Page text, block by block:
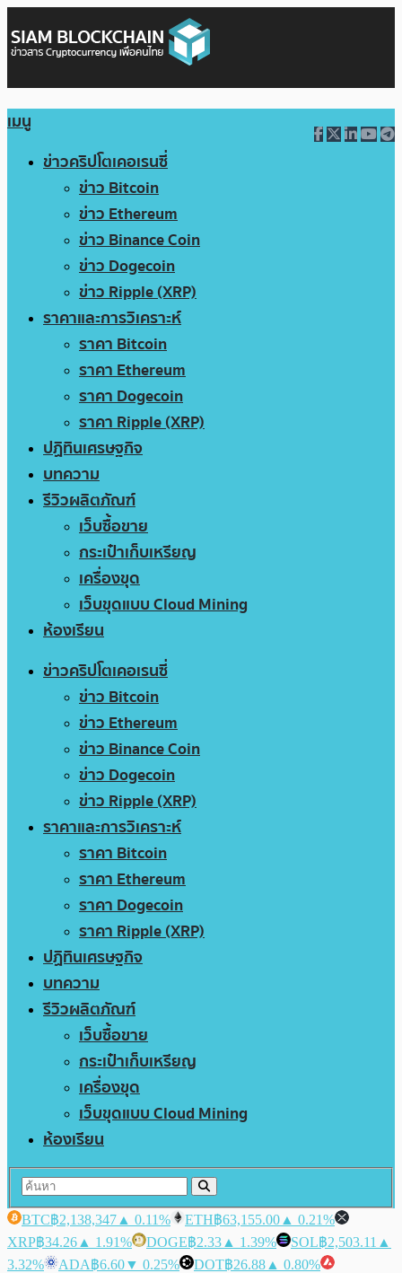
เมนู
ข่าวคริปโตเคอเรนซี่
ข่าว Bitcoin
ข่าว Ethereum
ข่าว Binance Coin
ข่าว Dogecoin
ข่าว Ripple (XRP)
ราคาและการวิเคราะห์
ราคา Bitcoin
ราคา Ethereum
ราคา Dogecoin
ราคา Ripple (XRP)
ปฏิทินเศรษฐกิจ
บทความ
รีวิวผลิตภัณฑ์
เว็บซื้อขาย
กระเป๋าเก็บเหรียญ
เครื่องขุด
เว็บขุดแบบ Cloud Mining
ห้องเรียน
ข่าวคริปโตเคอเรนซี่
ข่าว Bitcoin
ข่าว Ethereum
ข่าว Binance Coin
ข่าว Dogecoin
ข่าว Ripple (XRP)
ราคาและการวิเคราะห์
ราคา Bitcoin
ราคา Ethereum
ราคา Dogecoin
ราคา Ripple (XRP)
ปฏิทินเศรษฐกิจ
บทความ
รีวิวผลิตภัณฑ์
เว็บซื้อขาย
กระเป๋าเก็บเหรียญ
เครื่องขุด
เว็บขุดแบบ Cloud Mining
ห้องเรียน
BTC฿2,138,347 ▲ 0.11% ETH฿63,155.00 ▲ 0.21%
XRP฿34.26 ▲ 1.91% DOGE฿2.33 ▲ 1.39% SOL฿2,503.11 ▲
3.32%
ADA฿6.60▼ 0.25% DOT฿26.88 ▲ 0.80%